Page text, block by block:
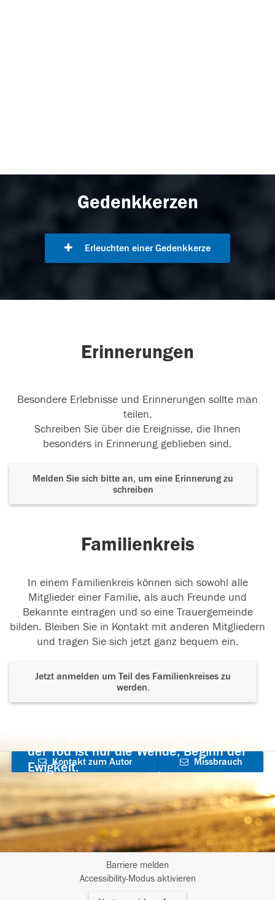
Gedenkkerzen
Erleuchten einer Gedenkkerze
Erinnerungen
Besondere Erlebnisse und Erinnerungen sollte man
teilen.
Schreiben Sie über die Ereignisse, die Ihnen
besonders in Erinnerung geblieben sind.
Melden Sie sich bitte an, um eine Erinnerung zu
schreiben
Familienkreis
In einem Familienkreis können sich sowohl alle
Mitglieder einer Familie, als auch Freunde und
Bekannte eintragen und so eine Trauergemeinde
bilden. Bleiben Sie in Kontakt mit anderen Mitgliedern
und tragen Sie sich jetzt ganz bequem ein.
Jetzt anmelden um Teil des Familienkreises zu
werden.
der Tod ist nur die Wende, Beginn der
Ewigkeit.
Kontakt zum Autor
aufnehmen
Missbrauch
Barriere melden
Accessibility-Modus aktivieren